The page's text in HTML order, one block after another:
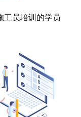
工员培训的学员